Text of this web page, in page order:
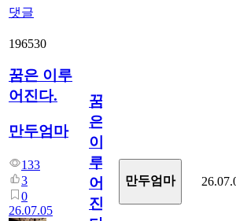
댓글
196530
꿈은 이루
어진다.
만두엄마
133
3
0
26.07.05
꿈
은
이
루
어
진
만두엄마